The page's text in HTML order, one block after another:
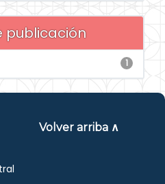
publicación
1
Volver arriba ∧